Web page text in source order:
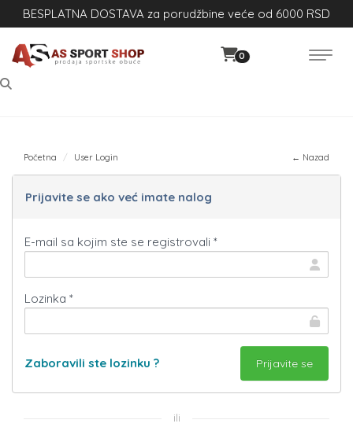
BESPLATNA DOSTAVA za porudžbine veće od 6000 RSD
0
Početna User Login ← Nazad
Prijavite se ako već imate nalog
E-mail sa kojim ste se registrovali *
Lozinka *
Zaboravili ste lozinku ?
ili